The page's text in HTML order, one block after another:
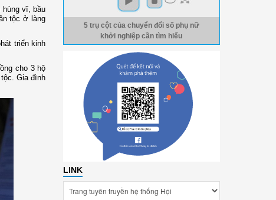
hùng vĩ, bầu
tộc ở làng
triển kinh
cho 3 hộ
Gia đình
5 trụ cột của chuyển đổi số phụ nữ
khởi nghiệp cần tìm hiểu
LINK